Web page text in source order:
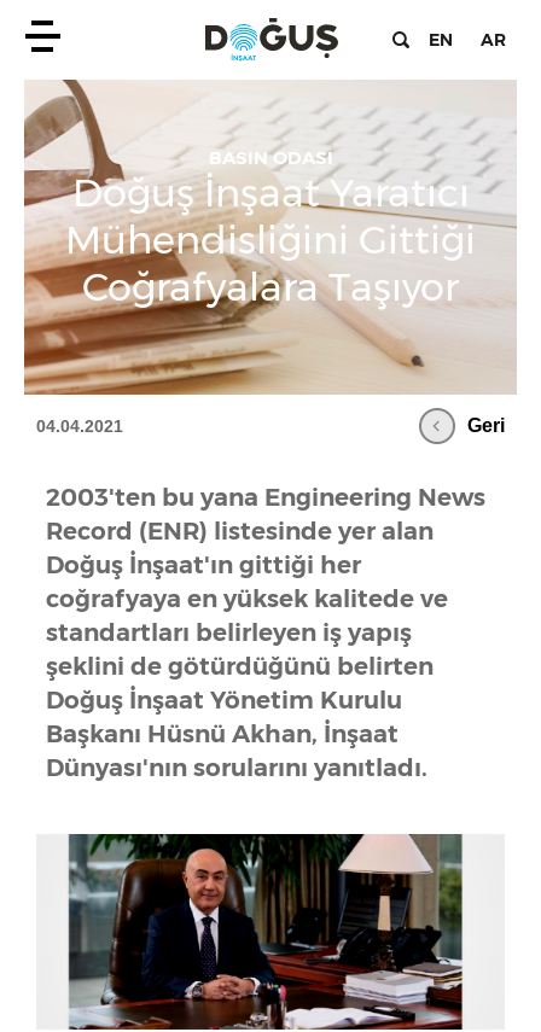
EN AR
BASIN ODASI
Doğuş İnşaat Yaratıcı
Mühendisliğini Gittiği
Coğrafyalara Taşıyor
04.04.2021 Geri
2003'ten bu yana Engineering News
Record (ENR) listesinde yer alan
Doğuş İnşaat'ın gittiği her
coğrafyaya en yüksek kalitede ve
standartları belirleyen iş yapış
şeklini de götürdüğünü belirten
Doğuş İnşaat Yönetim Kurulu
Başkanı Hüsnü Akhan, İnşaat
Dünyası'nın sorularını yanıtladı.